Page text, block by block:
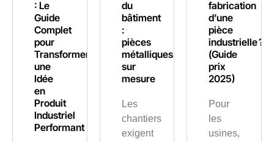
: Le
Guide
Complet
pour
Transformer
une
Idée
en
Produit
Industriel
Performant
du
bâtiment
:
pièces
métalliques
sur
mesure
Les
chantiers
exigent
fabrication
d’une
pièce
industrielle ?
(Guide
prix
2025)
Pour
les
usines,